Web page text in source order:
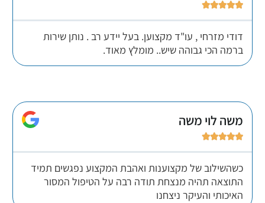





דודי מזרחי , עו"ד מקצוען. בעל יידע רב . נותן שירות
ברמה הכי גבוהה שיש.. מומלץ מאוד.
משה לוי משה





כשהשילוב של מקצוענות ואהבת המקצוע נפגשים תמיד
התוצאה תהיה מנצחת תודה רבה על הטיפול המסור
האיכותי והעיקר ניצחנו